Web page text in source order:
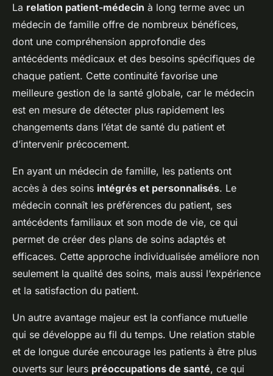
La relation patient-médecin à long terme avec un
médecin de famille offre de nombreux bénéfices,
dont une compréhension approfondie des
antécédents médicaux et des besoins spécifiques de
chaque patient. Cette continuité favorise une
meilleure gestion de la santé globale, car le médecin
est en mesure de détecter plus rapidement les
changements dans l’état de santé du patient et
d’intervenir précocement.
En ayant un médecin de famille, les patients ont
accès à des soins intégrés et personnalisés. Le
médecin connaît les préférences du patient, ses
antécédents familiaux et son mode de vie, ce qui
permet de créer des plans de soins adaptés et
efficaces. Cette approche individualisée améliore non
seulement la qualité des soins, mais aussi l’expérience
et la satisfaction du patient.
Un autre avantage majeur est la confiance mutuelle
qui se développe au fil du temps. Une relation stable
et de longue durée encourage les patients à être plus
ouverts sur leurs préoccupations de santé, ce qui